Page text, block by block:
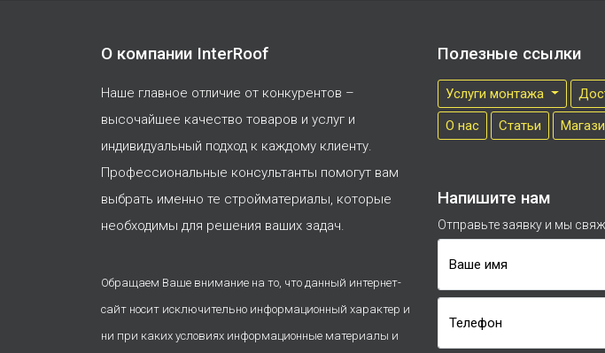
О компании InterRoof
Наше главное отличие от конкурентов –
высочайшее качество товаров и услуг и
индивидуальный подход к каждому клиенту.
Профессиональные консультанты помогут вам
выбрать именно те стройматериалы, которые
необходимы для решения ваших задач.
Обращаем Ваше внимание на то, что данный интернет-
сайт носит исключительно информационный характер и
ни при каких условиях информационные материалы и
Полезные ссылки
Услуги монтажа
О нас
Cтатьи
Напишите нам
Отправьте заявку и мы
Ваше имя
Телефон